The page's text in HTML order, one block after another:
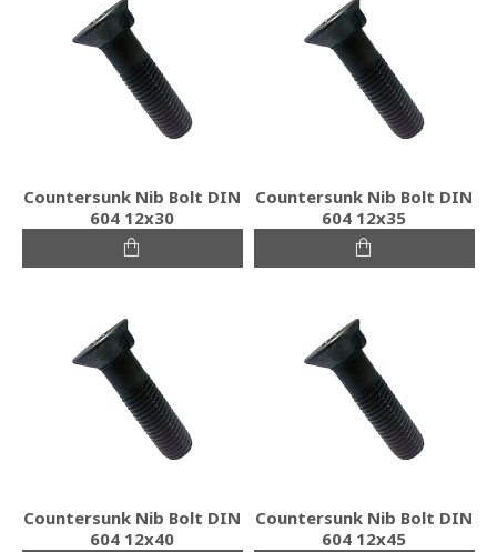
Countersunk Nib Bolt DIN
604 12x30
Countersunk Nib Bolt DIN
604 12x35
Countersunk Nib Bolt DIN
604 12x40
Countersunk Nib Bolt DIN
604 12x45